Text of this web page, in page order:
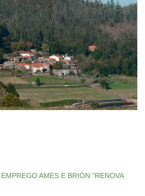
AMES E BRIÓN "RENOVA